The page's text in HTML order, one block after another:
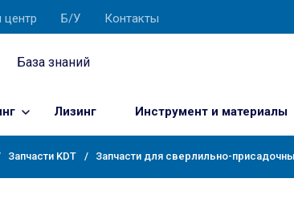
Б/У Контакты
База знаний
Лизинг Инструмент и материалы
Запчасти KDT Запчасти для сверлильно-